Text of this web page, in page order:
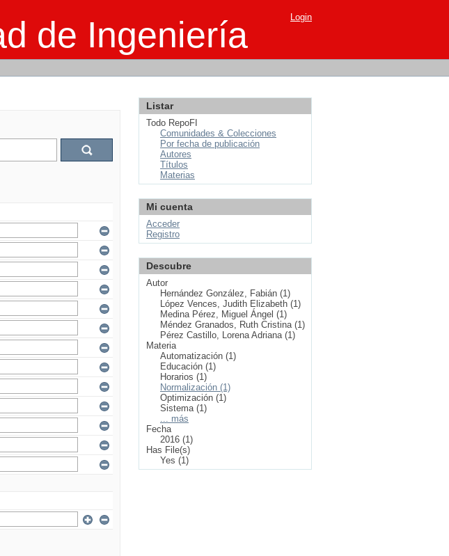
de Ingeniería Login
Listar
Todo RepoFI
Comunidades & Colecciones
Por fecha de publicación
Autores
Títulos
Materias
Mi cuenta
Acceder
Registro
Descubre
Autor
Hernández González, Fabián (1)
López Vences, Judith Elizabeth (1)
Medina Pérez, Miguel Ángel (1)
Méndez Granados, Ruth Cristina (1)
Pérez Castillo, Lorena Adriana (1)
Materia
Automatización (1)
Educación (1)
Horarios (1)
Normalización (1)
Optimización (1)
Sistema (1)
... más
Fecha
2016 (1)
Has File(s)
Yes (1)